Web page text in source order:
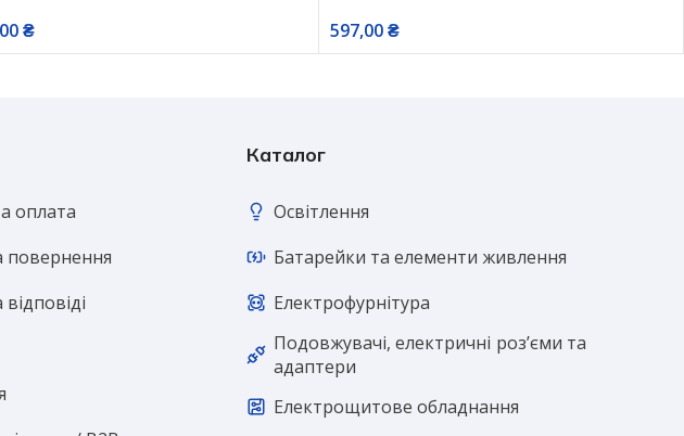
₴ 597,00₴
оплата
повернення
Каталог
Освітлення
Батарейки та елементи живлення
Електрофурнітура
Подовжувачі, електричні розʼєми та
адаптери
Електрощитове обладнання